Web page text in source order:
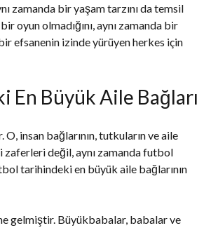
zamanda bir yaşam tarzını da temsil
oyun olmadığını, aynı zamanda bir
efsanenin izinde yürüyen herkes için
En Büyük Aile Bağları
insan bağlarının, tutkuların ve aile
zaferleri değil, aynı zamanda futbol
tarihindeki en büyük aile bağlarının
gelmiştir. Büyükbabalar, babalar ve